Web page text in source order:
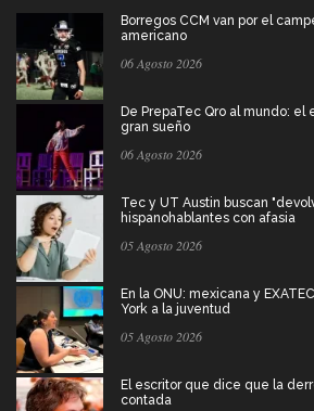
Borregos CCM van por el
americano
06 Agosto 2026
De PrepaTec Qro al mundo:
gran sueño
06 Agosto 2026
Tec y UT Austin buscan
hispanohablantes con afasia
05 Agosto 2026
En la ONU: mexicana y
York a la juventud
05 Agosto 2026
El escritor que dice que la
contada